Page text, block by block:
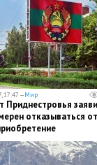
17:47 —Мир
Приднестровья
отказываться от